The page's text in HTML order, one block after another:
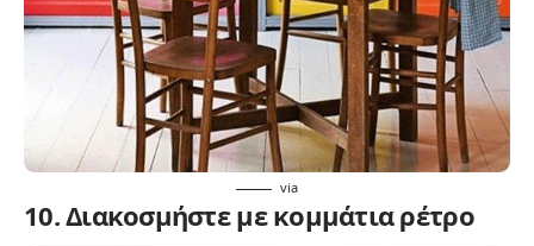
via
10. Διακοσμήστε με κομμάτια ρέτρο